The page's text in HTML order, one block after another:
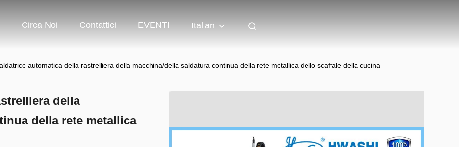
Circa Noi Contattici EVENTI Italian
automatica della rastrelliera della macchina/della saldatura continua della rete metallica dello scaffale della cucina
della
della rete metallica